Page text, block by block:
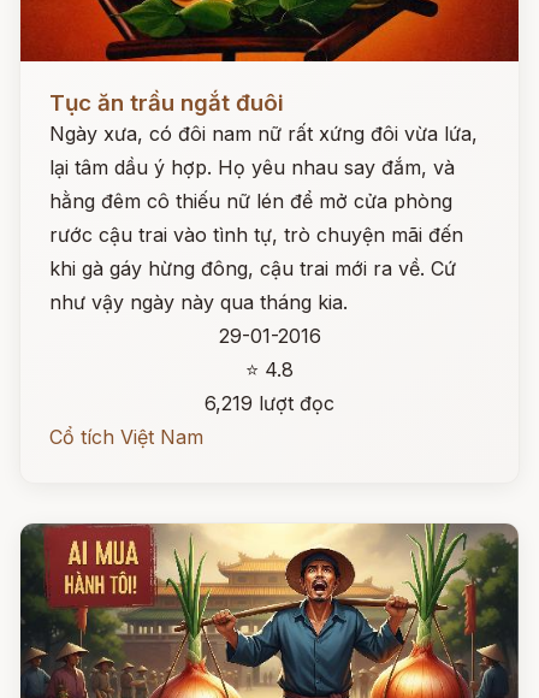
Tục ăn trầu ngắt đuôi
Ngày xưa, có đôi nam nữ rất xứng đôi vừa lứa,
lại tâm dầu ý hợp. Họ yêu nhau say đắm, và
hằng đêm cô thiếu nữ lén để mở cửa phòng
rước cậu trai vào tình tự, trò chuyện mãi đến
khi gà gáy hừng đông, cậu trai mới ra về. Cứ
như vậy ngày này qua tháng kia.
29-01-2016
⭐ 4.8
6,219 lượt đọc
Cổ tích Việt Nam